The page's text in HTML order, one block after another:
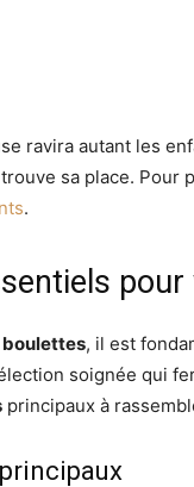
ravira autant les
sa place.
.
boulettes, il est
soignée qui
principaux à